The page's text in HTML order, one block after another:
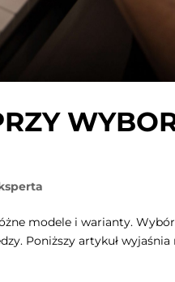
modele i warianty.
Poniższy artykuł wyjaśnia